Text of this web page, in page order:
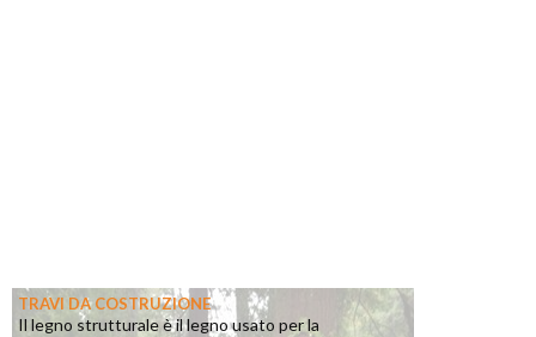
TRAVI DA COSTRUZIONE
Il legno strutturale è il legno usato per la